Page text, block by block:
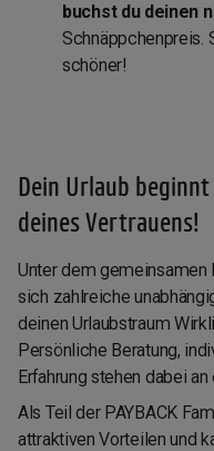
buchst du deinen
Schnäppchenpreis.
schöner!
Dein Urlaub
deines Vertrauens!
Unter dem gemeinsamen
sich zahlreiche
deinen Urlaubstraum
Persönliche Beratung,
Erfahrung stehen dabei
Als Teil der PAYBACK
attraktiven Vorteilen und